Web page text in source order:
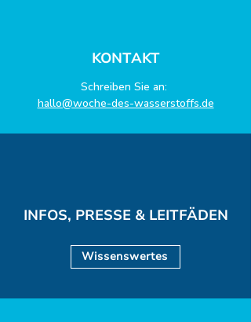
KONTAKT
Schreiben Sie an:
hallo@woche-des-wasserstoffs.de
INFOS, PRESSE & LEITFÄDEN
Wissenswertes